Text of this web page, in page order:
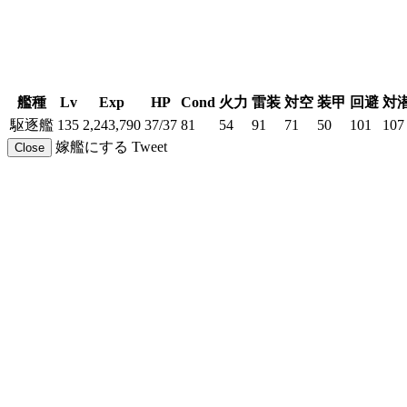
艦種 Lv Exp HP Cond 火力 雷装 対空 装甲 回避 対
駆逐艦 135 2,243,790 37/37 81 54 91 71 50 101 107
Close 嫁艦にする Tweet